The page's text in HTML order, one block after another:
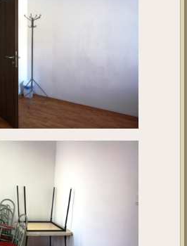
helyszínét tekinthetik meg a
január hónapban készültek.